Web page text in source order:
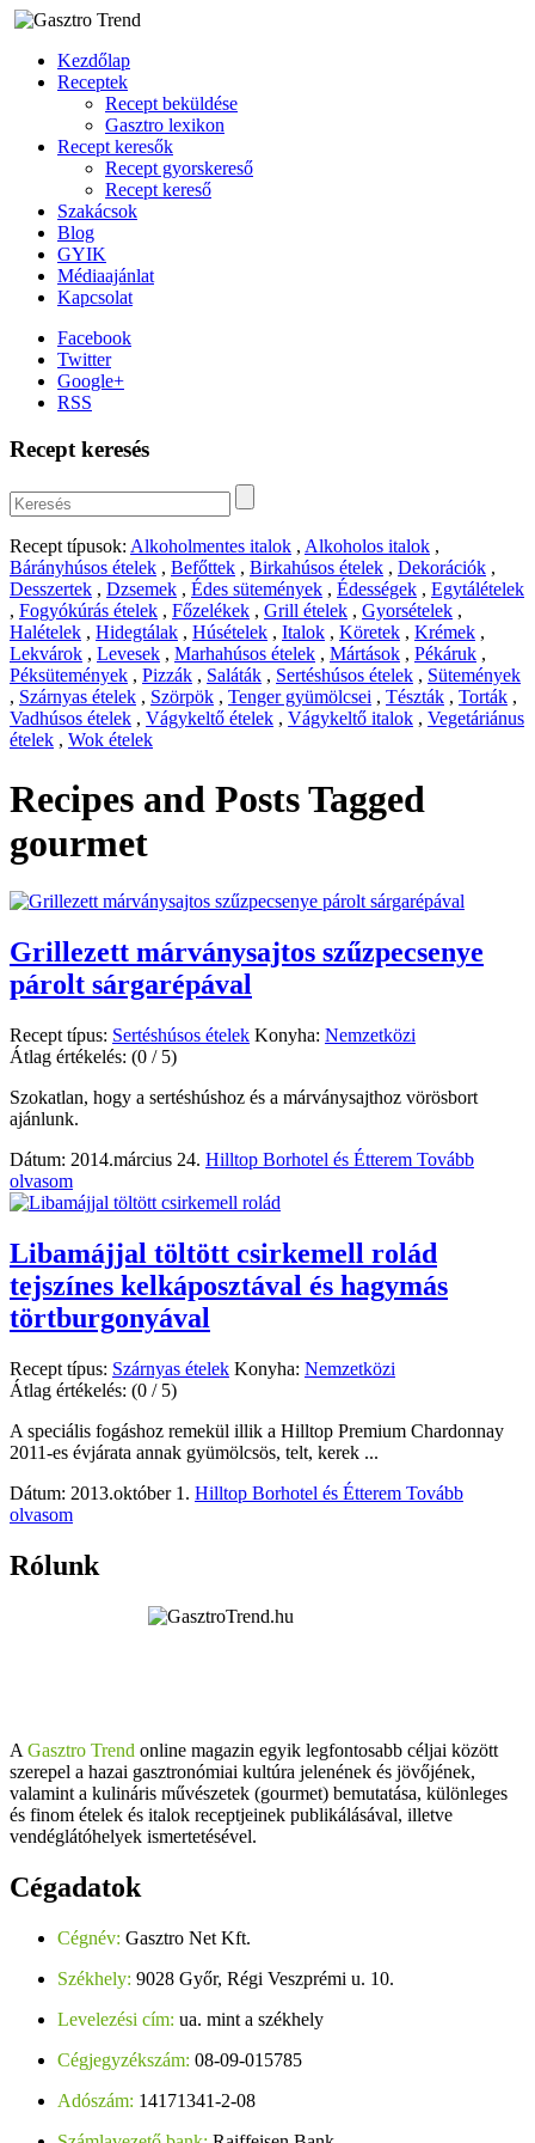
Kezdőlap
Receptek
Recept beküldése
Gasztro lexikon
Recept keresők
Recept gyorskereső
Recept kereső
Szakácsok
Blog
GYIK
Médiaajánlat
Kapcsolat
Facebook
Twitter
Google+
RSS
Recept keresés
Recept típusok: Alkoholmentes italok , Alkoholos italok ,
Bárányhúsos ételek , Befőttek , Birkahúsos ételek , Dekorációk ,
Desszertek , Dzsemek , Édes sütemények , Édességek , Egytálételek
, Fogyókúrás ételek , Főzelékek , Grill ételek , Gyorsételek ,
Halételek , Hidegtálak , Húsételek , Italok , Köretek , Krémek ,
Lekvárok , Levesek , Marhahúsos ételek , Mártások , Pékáruk ,
Péksütemények , Pizzák , Saláták , Sertéshúsos ételek , Sütemények
, Szárnyas ételek , Szörpök , Tenger gyümölcsei , Tészták , Torták ,
Vadhúsos ételek , Vágykeltő ételek , Vágykeltő italok , Vegetáriánus
ételek , Wok ételek
Recipes and Posts Tagged
gourmet
Grillezett márványsajtos szűzpecsenye
párolt sárgarépával
Recept típus: Sertéshúsos ételek Konyha: Nemzetközi
Átlag értékelés: (0 / 5)
Szokatlan, hogy a sertéshúshoz és a márványsajthoz vörösbort
ajánlunk.
Dátum: 2014.március 24. Hilltop Borhotel és Étterem Tovább
olvasom
Libamájjal töltött csirkemell rolád
tejszínes kelkáposztával és hagymás
törtburgonyával
Recept típus: Szárnyas ételek Konyha: Nemzetközi
Átlag értékelés: (0 / 5)
A speciális fogáshoz remekül illik a Hilltop Premium Chardonnay
2011-es évjárata annak gyümölcsös, telt, kerek ...
Dátum: 2013.október 1. Hilltop Borhotel és Étterem Tovább
olvasom
Rólunk
A Gasztro Trend online magazin egyik legfontosabb céljai között
szerepel a hazai gasztronómiai kultúra jelenének és jövőjének,
valamint a kulináris művészetek (gourmet) bemutatása, különleges
és finom ételek és italok receptjeinek publikálásával, illetve
vendéglátóhelyek ismertetésével.
Cégadatok
Cégnév: Gasztro Net Kft.
Székhely: 9028 Győr, Régi Veszprémi u. 10.
Levelezési cím: ua. mint a székhely
Cégjegyzékszám: 08-09-015785
Adószám: 14171341-2-08